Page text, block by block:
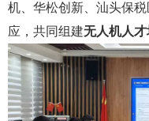
机、华松创新、汕头保
应，共同组建无人机人才